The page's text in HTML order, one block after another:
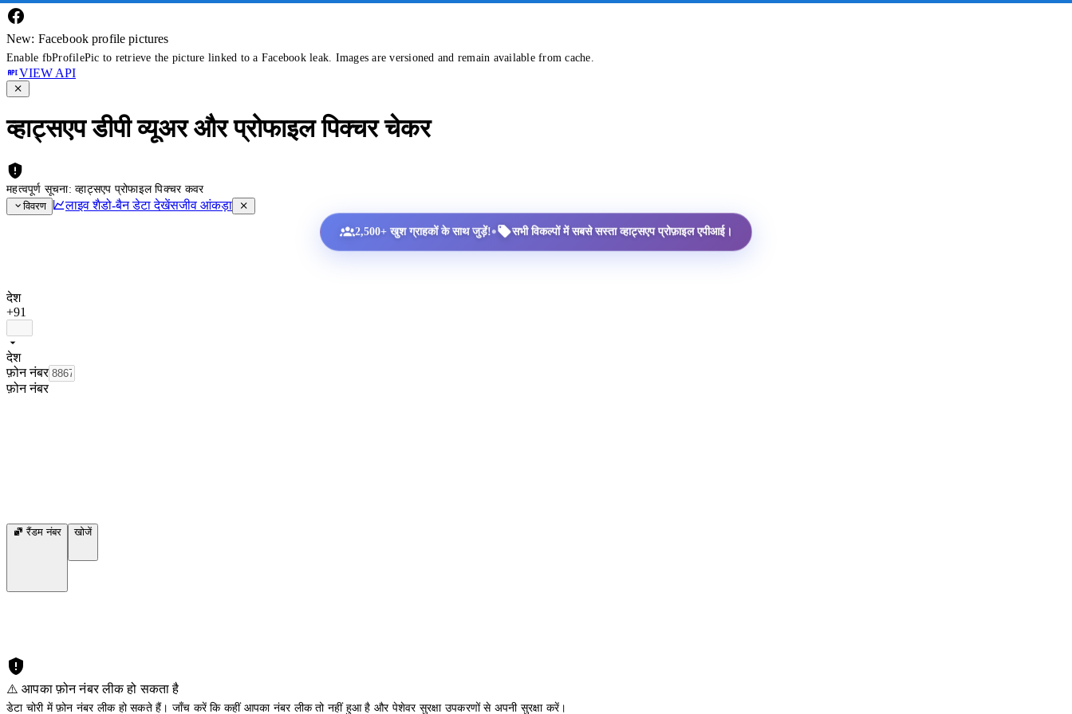
New: Facebook profile pictures
Enable fbProfilePic to retrieve the picture linked to a Facebook leak. Images are versioned and remain available from cache.
VIEW API
व्हाट्सएप डीपी व्यूअर और प्रोफाइल पिक्चर चेकर
महत्वपूर्ण सूचना: व्हाट्सएप प्रोफाइल पिक्चर कवर
विवरण
लाइव शैडो-बैन डेटा देखेंसजीव आंकड़ा
2,500+ खुश ग्राहकों के साथ जुड़ें!• सभी विकल्पों में सबसे सस्ता व्हाट्सएप प्रोफ़ाइल एपीआई।
देश
+91
देश
फ़ोन नंबर
फ़ोन नंबर
रैंडम नंबर खोजें
⚠️ आपका फ़ोन नंबर लीक हो सकता है
डेटा चोरी में फ़ोन नंबर लीक हो सकते हैं। जाँच करें कि कहीं आपका नंबर लीक तो नहीं हुआ है और पेशेवर सुरक्षा उपकरणों से अपनी सुरक्षा करें।